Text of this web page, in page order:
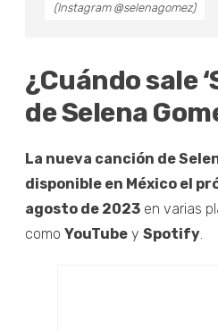
(Instagram @selenagomez)
¿Cuándo sale
de Selena
La nueva canción de
disponible en México el
agosto de 2023 en varias
como YouTube y Spotify.